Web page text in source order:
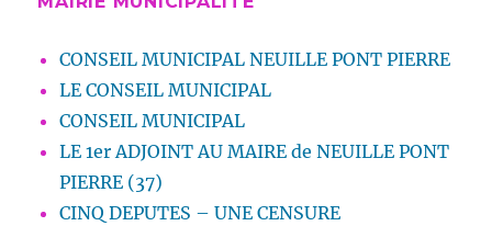
CONSEIL MUNICIPAL NEUILLE PONT PIERRE
LE CONSEIL MUNICIPAL
CONSEIL MUNICIPAL
LE 1er ADJOINT AU MAIRE de NEUILLE PONT
PIERRE (37)
CINQ DEPUTES – UNE CENSURE